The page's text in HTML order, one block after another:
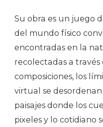
Su obra es un juego
del mundo físico
encontradas en la
recolectadas a través
composiciones, los
virtual se
paisajes donde los
pixeles y lo cotidiano